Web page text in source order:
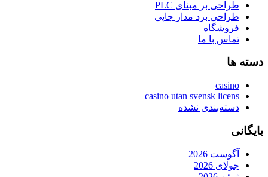
طراحی بر مبنای PLC
طراحی برد مدار چاپی
فروشگاه
تماس با ما
دسته ها
casino
casino utan svensk licens
دسته‌بندی نشده
بایگانی
آگوست 2026
جولای 2026